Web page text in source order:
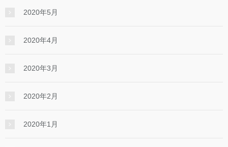
2020年5月
2020年4月
2020年3月
2020年2月
2020年1月